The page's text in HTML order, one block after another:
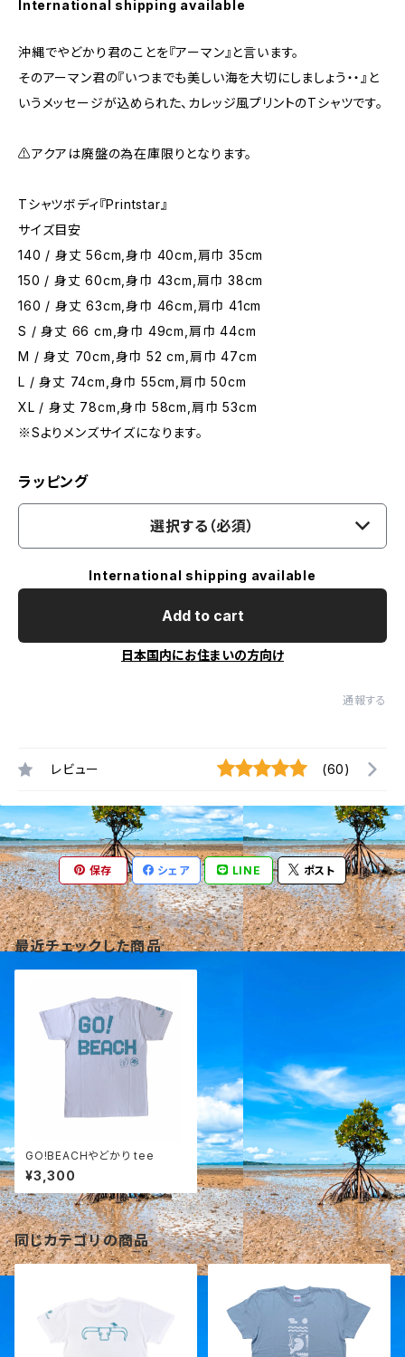
International shipping available
沖縄でやどかり君のことを『アーマン』と言います。
そのアーマン君の『いつまでも美しい海を大切にしましょう・・』と
いうメッセージが込められた、カレッジ風プリントのTシャツです。
⚠️アクアは廃盤の為在庫限りとなります。
Tシャツボディ『Printstar』
サイズ目安
140 / 身丈 56cm,身巾 40cm,肩巾 35cm
150 / 身丈 60cm,身巾 43cm,肩巾 38cm
160 / 身丈 63cm,身巾 46cm,肩巾 41cm
S / 身丈 66 cm,身巾 49cm,肩巾 44cm
M / 身丈 70cm,身巾 52 cm,肩巾 47cm
L / 身丈 74cm,身巾 55cm,肩巾 50cm
XL / 身丈 78cm,身巾 58cm,肩巾 53cm
※Sよりメンズサイズになります。
ラッピング
選択する（必須）
International shipping available
Add to cart
日本国内にお住まいの方向け
通報する
レビュー (60)
保存 シェア LINE ポスト
最近チェックした商品
GO!BEACHやどかり tee
¥3,300
同じカテゴリの商品